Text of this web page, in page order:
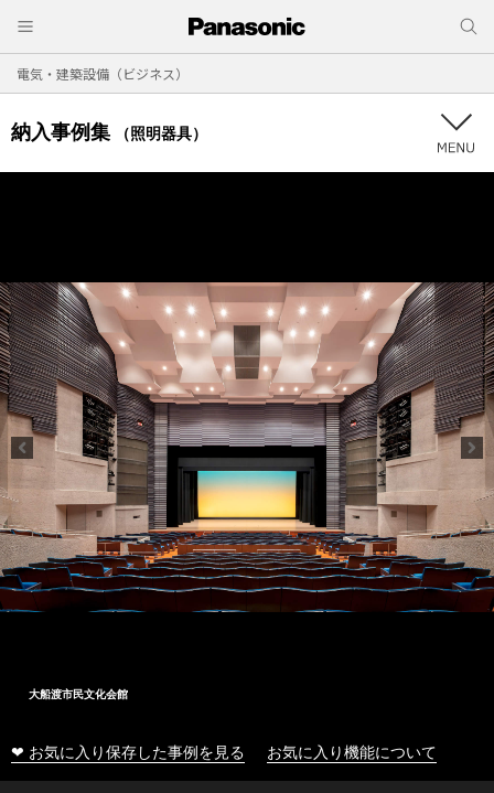
電気・建築設備（ビジネス）
納入事例集 （照明器具）
大船渡市民文化会館
❤ お気に入り保存した事例を見る お気に入り機能について